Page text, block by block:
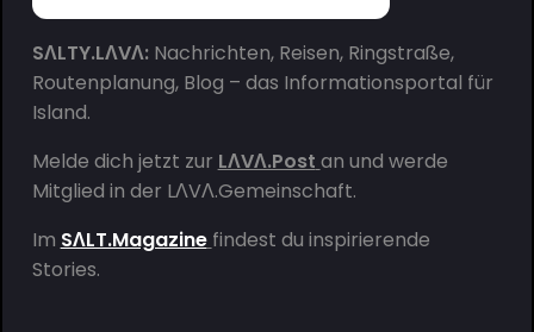
SΛLTY.LΛVΛ:Nachrichten, Reisen, Ringstraße,
Routenplanung, Blog – das Informationsportal für
Island.
Melde dich jetzt zur LΛVΛ.Post an und werde
Mitglied in der LΛVΛ.Gemeinschaft.
Im SΛLT.Magazine findest du inspirierende
Stories.